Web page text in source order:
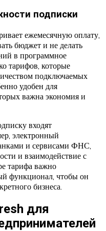
подписки
ежемесячную оплату,
бюджет и не делать
в программное
тарифов, которые
подключаемых
удобен для
важна экономия и
входят
электронный
и сервисами ФНС,
и взаимодействие с
тарифа важно
функционал, чтобы он
бизнеса.
для